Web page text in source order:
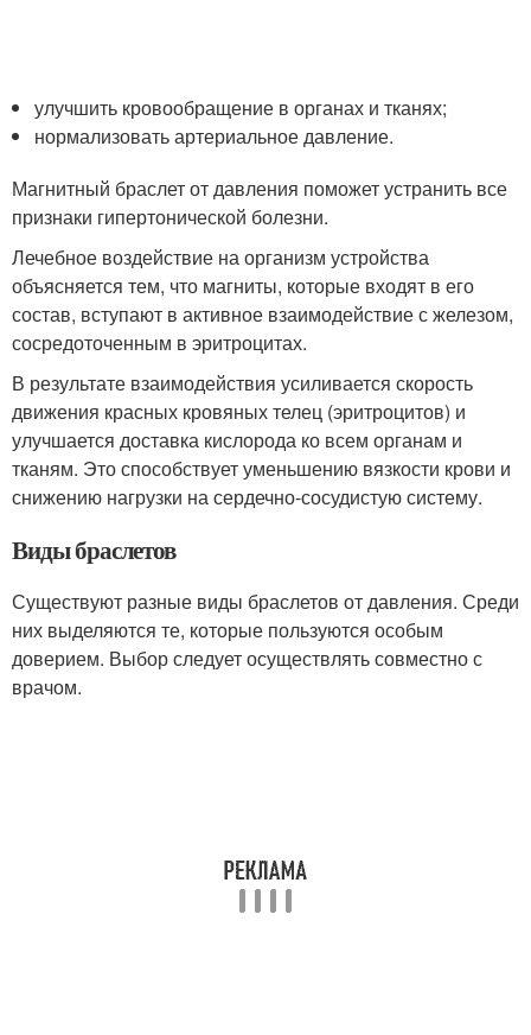
улучшить кровообращение в органах и тканях;
нормализовать артериальное давление.
Магнитный браслет от давления поможет устранить все
признаки гипертонической болезни.
Лечебное воздействие на организм устройства
объясняется тем, что магниты, которые входят в его
состав, вступают в активное взаимодействие с железом,
сосредоточенным в эритроцитах.
В результате взаимодействия усиливается скорость
движения красных кровяных телец (эритроцитов) и
улучшается доставка кислорода ко всем органам и
тканям. Это способствует уменьшению вязкости крови и
снижению нагрузки на сердечно-сосудистую систему.
Виды браслетов
Существуют разные виды браслетов от давления. Среди
них выделяются те, которые пользуются особым
доверием. Выбор следует осуществлять совместно с
врачом.